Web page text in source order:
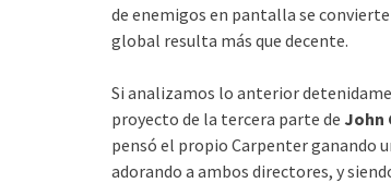
de enemigos en pantalla se
global resulta más que decente.
Si analizamos lo anterior
proyecto de la tercera parte de John
pensó el propio Carpenter ganando
adorando a ambos directores, y